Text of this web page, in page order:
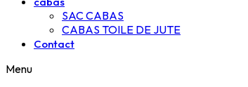
SAC CABAS
CABAS TOILE DE JUTE
Contact
Menu